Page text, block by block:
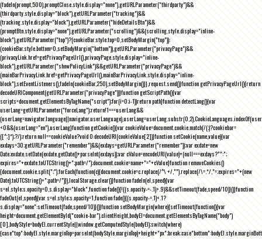
(fadeIn(prompt,500),promptClose.style.display="none"),getURLParameter("thirdparty")&&
(thirdparty.style.display="block"),getURLParameter("tracking")&&
(tracking.style.display="block"),getURLParameter("hideDetailsBtn")&&
(promptBtn.style.display="none"),getURLParameter("scrolling")&&(scrolling.style.display="inline-
block"),getURLParameter("top")?(cookieBar.style.top=0,setBodyMargin("top")):
(cookieBar.style.bottom=0,setBodyMargin("bottom")),getURLParameter("privacyPage")&&
(privacyLink.href=getPrivacyPageUrl(),privacyPage.style.display="inline-
block"),getURLParameter("showPolicyLink")&&getURLParameter("privacyPage")&&
(mainBarPrivacyLink.href=getPrivacyPageUrl(),mainBarPrivacyLink.style.display="inline-
block"),setEventListeners(),fadeIn(cookieBar,250),setBodyMargin()}},request.send()}function getPrivacyPageUrl(){return
decodeURIComponent(getURLParameter("privacyPage"))}function getScriptPath(){var
scripts=document.getElementsByTagName("script");for(i=0;i-1))return path}function detectLang(){var
userLang=getURLParameter("forceLang");return!1===userLang&&
<0&&(userLang="en"),userLang}function getCookie(){var cookieValue=document.cookie.match(/(;)?cookiebar=
([^;]*);?/);return null==cookieValue?void 0:decodeURI(cookieValue[2])}function setCookie(name,value){var
exdays=30;getURLParameter("remember")&&(exdays=getURLParameter("remember"));var exdate=new
Date;exdate.setDate(exdate.getDate()+parseInt(exdays));var cValue=encodeURI(value)+(null===exdays?"":";
expires="+exdate.toUTCString()+";path=/");document.cookie=name+"="+cValue}function removeCookies()
{document.cookie.split(";").forEach(function(c){document.cookie=c.replace(/^\ +/,"").replace(/\=.*/,"=;expires="+(new
Date).toUTCString()+";path=/")}),localStorage.clear()}function fadeIn(el,speed){var
s=el.style;s.opacity=0,s.display="block",function fade(){!((s.opacity-=-.1)>.9)&&setTimeout(fade,speed/10)}()}function
fadeOut(el,speed){var s=el.style;s.opacity=1,function fade(){(s.opacity-=.1)<.1?
s.display="none":setTimeout(fade,speed/10)}()}function setBodyMargin(where){setTimeout(function(){var
height=document.getElementById("cookie-bar").clientHeight,bodyEl=document.getElementsByTagName("body")
[0],bodyStyle=bodyEl.currentStyle||window.getComputedStyle(bodyEl);switch(where)